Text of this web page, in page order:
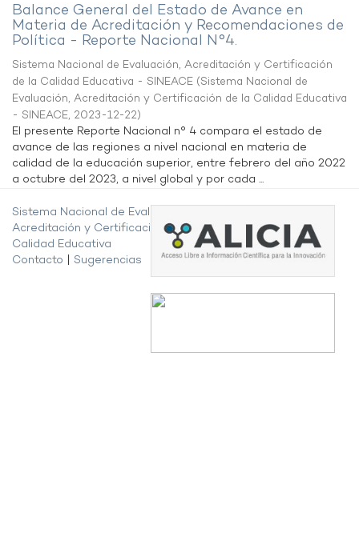
Balance General del Estado de Avance en
Materia de Acreditación y Recomendaciones de
Política - Reporte Nacional N°4.
Sistema Nacional de Evaluación, Acreditación y Certificación
de la Calidad Educativa - SINEACE (Sistema Nacional de
Evaluación, Acreditación y Certificación de la Calidad Educativa
- SINEACE, 2023-12-22)
El presente Reporte Nacional n° 4 compara el estado de
avance de las regiones a nivel nacional en materia de
calidad de la educación superior, entre febrero del año 2022
a octubre del 2023, a nivel global y por cada ...
Sistema Nacional de Evaluación,
Acreditación y Certificación de la
Calidad Educativa
Contacto
Sugerencias